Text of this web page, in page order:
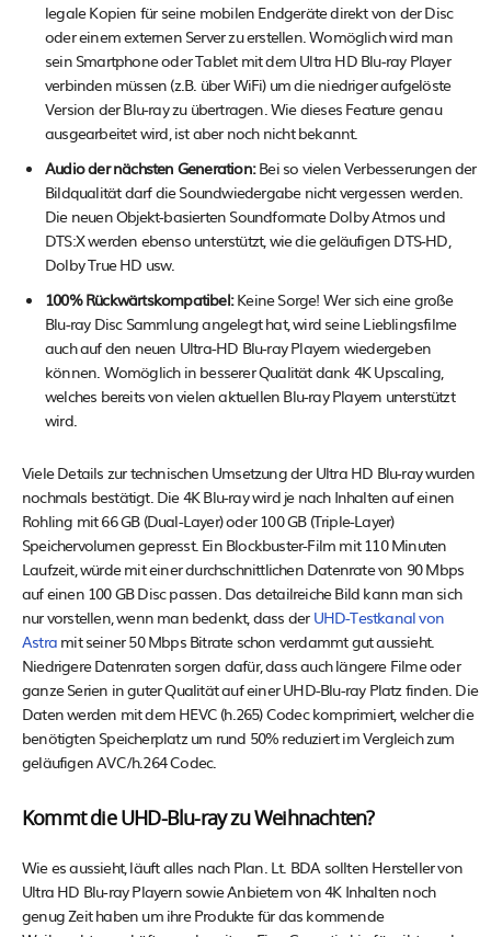
legale Kopien für seine mobilen Endgeräte direkt von der Disc
oder einem externen Server zu erstellen. Womöglich wird man
sein Smartphone oder Tablet mit dem Ultra HD Blu-ray Player
verbinden müssen (z.B. über WiFi) um die niedriger aufgelöste
Version der Blu-ray zu übertragen. Wie dieses Feature genau
ausgearbeitet wird, ist aber noch nicht bekannt.
Audio der nächsten Generation:Bei so vielen Verbesserungen der
Bildqualität darf die Soundwiedergabe nicht vergessen werden.
Die neuen Objekt-basierten Soundformate Dolby Atmos und
DTS:X werden ebenso unterstützt, wie die geläufigen DTS-HD,
Dolby True HD usw.
100% Rückwärtskompatibel:Keine Sorge! Wer sich eine große
Blu-ray Disc Sammlung angelegt hat, wird seine Lieblingsfilme
auch auf den neuen Ultra-HD Blu-ray Playern wiedergeben
können. Womöglich in besserer Qualität dank 4K Upscaling,
welches bereits von vielen aktuellen Blu-ray Playern unterstützt
wird.
Viele Details zur technischen Umsetzung der Ultra HD Blu-ray wurden
nochmals bestätigt. Die 4K Blu-ray wird je nach Inhalten auf einen
Rohling mit 66 GB (Dual-Layer) oder 100 GB (Triple-Layer)
Speichervolumen gepresst. Ein Blockbuster-Film mit 110 Minuten
Laufzeit, würde mit einer durchschnittlichen Datenrate von 90 Mbps
auf einen 100 GB Disc passen. Das detailreiche Bild kann man sich
nur vorstellen, wenn man bedenkt, dass der UHD-Testkanal von
Astra mit seiner 50 Mbps Bitrate schon verdammt gut aussieht.
Niedrigere Datenraten sorgen dafür, dass auch längere Filme oder
ganze Serien in guter Qualität auf einer UHD-Blu-ray Platz finden. Die
Daten werden mit dem HEVC (h.265) Codec komprimiert, welcher die
benötigten Speicherplatz um rund 50% reduziert im Vergleich zum
geläufigen AVC/h.264 Codec.
Kommt die UHD-Blu-ray zu Weihnachten?
Wie es aussieht, läuft alles nach Plan. Lt. BDA sollten Hersteller von
Ultra HD Blu-ray Playern sowie Anbietern von 4K Inhalten noch
genug Zeit haben um ihre Produkte für das kommende